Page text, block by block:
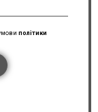
політики